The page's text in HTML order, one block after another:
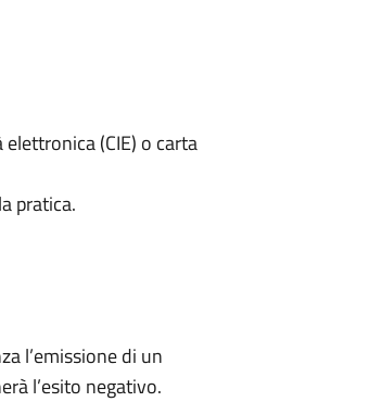
(CIE) o carta
pratica.
l’emissione di un
l’esito negativo.